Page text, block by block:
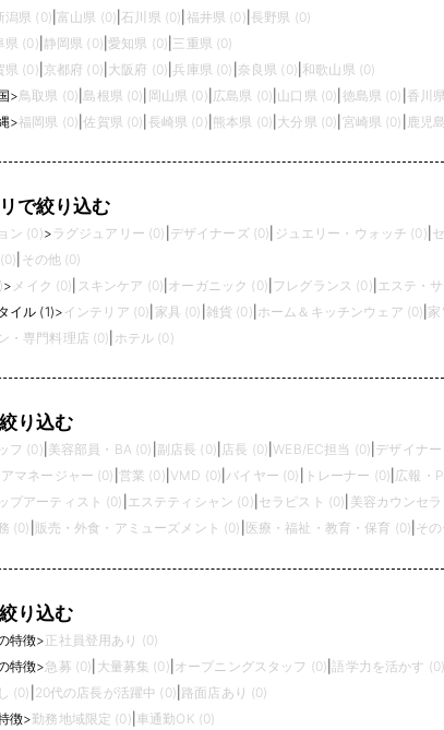
潟県 (0) |富山県 (0) 石川県 (0) 福井県 (0) 長野県 (0)
県 (0) 静岡県 (0) |愛知県 (0) 三重県 (0)
県 (0) 京都府 (0) 大阪府 (0) |兵庫県 (0) 奈良県 (0) |和歌山県 (0)
>鳥取県 (0) |島根県 (0) 岡山県 (0) 広島県 (0) 山口県 (0) 徳島県 (0) 香川
>福岡県 (0) |佐賀県 (0) 長崎県 (0) 熊本県 (0) 大分県 (0) 宮崎県 (0) 鹿児
で絞り込む
ン (0)> ラグジュアリー (0) デザイナーズ (0) ジュエリー・ウォッチ (0)
その他 (0)
> メイク (0) スキンケア (0) オーガニック (0) フレグランス (0) エステ・
イル (1)> インテリア (0) 家具 (0) 雑貨 (0) ホーム＆キッチンウェア (0)
・専門料理店 (0) ホテル (0)
り込む
フ (0) 美容部員・BA (0) 副店長 (0) 店長 (0) WEB/EC担当 (0) デザイナ
マネージャー (0) 営業 (0) VMD (0) |バイヤー (0) トレーナー (0) 広報・
プアーティスト (0) エステティシャン (0) セラピスト (0) 美容カウンセ
(0) 販売・外食・アミューズメント (0) 医療・福祉・教育・保育 (0) そ
り込む
特徴>正社員登用あり (0)
特徴>急募 (0) 大量募集 (0) オープニングスタッフ (0) |語学力を活かす (0)
(0) 20代の店長が活躍中 (0) 路面店あり (0)
徴>勤務地域限定 (0) 車通勤OK (0)